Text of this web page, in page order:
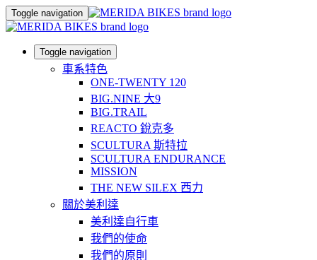
Toggle navigation
Toggle navigation
車系特色
ONE-TWENTY 120
BIG.NINE 大9
BIG.TRAIL
REACTO 銳克多
SCULTURA 斯特拉
SCULTURA ENDURANCE
MISSION
THE NEW SILEX 西力
關於美利達
美利達自行車
我們的使命
我們的原則